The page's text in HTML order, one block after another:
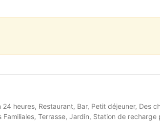
24 heures, Restaurant, Bar, Petit déjeuner, Des
Familiales, Terrasse, Jardin, Station de recharge